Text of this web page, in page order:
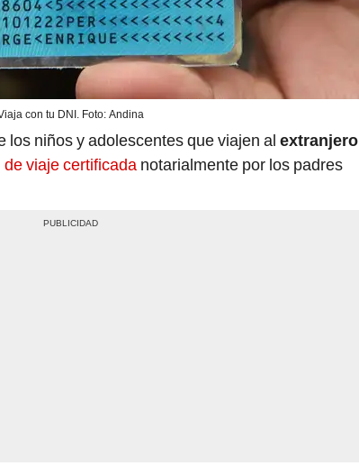
con tu DNI. Foto: Andina
los niños y adolescentes que viajen al extranjero
viaje certificada notarialmente por los padres